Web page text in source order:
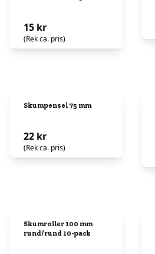
15 kr
(Rek ca. pris)
Skumpensel 75 mm
22 kr
(Rek ca. pris)
Skumroller 100 mm
rund/rund 10-pack